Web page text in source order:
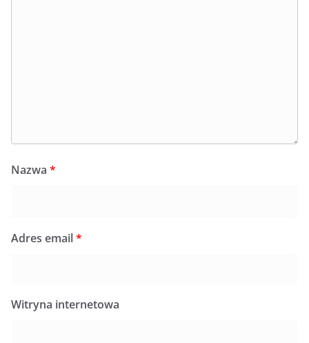
Nazwa *
Adres email*
Witryna internetowa